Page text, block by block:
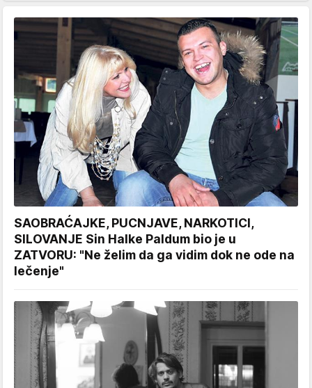
SAOBRAĆAJKE, PUCNJAVE, NARKOTICI,
SILOVANJE Sin Halke Paldum bio je u
ZATVORU: "Ne želim da ga vidim dok ne ode na
lečenje"